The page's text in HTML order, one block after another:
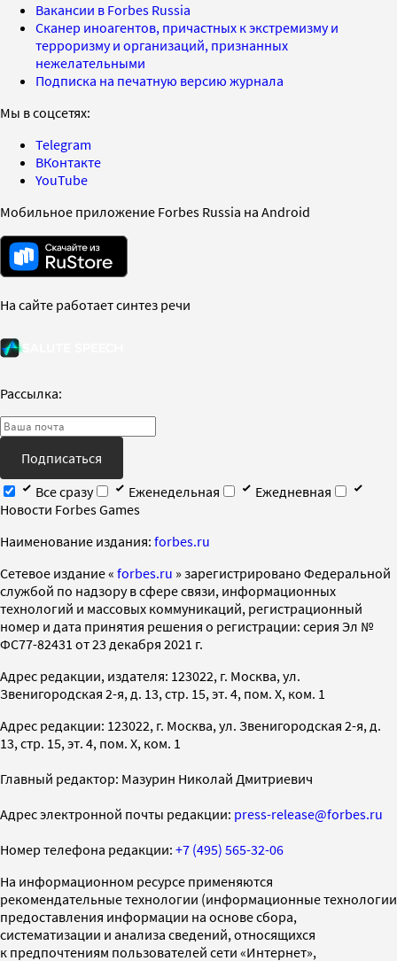
Вакансии в Forbes Russia
Сканер иноагентов, причастных к экстремизму и
терроризму и организаций, признанных
нежелательными
Подписка на печатную версию журнала
Мы в соцсетях:
Telegram
ВКонтакте
YouTube
Мобильное приложение Forbes Russia на Android
На сайте работает синтез речи
Рассылка:
Подписаться
Все сразу
Еженедельная
Ежедневная
Новости Forbes Games
Наименование издания: forbes.ru
Cетевое издание « forbes.ru » зарегистрировано Федеральной
службой по надзору в сфере связи, информационных
технологий и массовых коммуникаций, регистрационный
номер и дата принятия решения о регистрации: серия Эл №
ФС77-82431 от 23 декабря 2021 г.
Адрес редакции, издателя: 123022, г. Москва, ул.
Звенигородская 2-я, д. 13, стр. 15, эт. 4, пом. X, ком. 1
Адрес редакции: 123022, г. Москва, ул. Звенигородская 2-я, д.
13, стр. 15, эт. 4, пом. X, ком. 1
Главный редактор: Мазурин Николай Дмитриевич
Адрес электронной почты редакции: press-release@forbes.ru
Номер телефона редакции: +7 (495) 565-32-06
На информационном ресурсе применяются
рекомендательные технологии (информационные технологии
предоставления информации на основе сбора,
систематизации и анализа сведений, относящихся
к предпочтениям пользователей сети «Интернет»,